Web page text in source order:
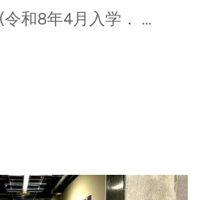
和8年4月入学． …